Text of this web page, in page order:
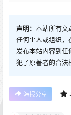
有无水印： 本站均
温馨提示： 有任何
您当前的等级为